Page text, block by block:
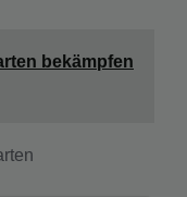
bekämpfen